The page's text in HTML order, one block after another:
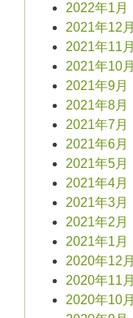
2022年1月
2021年12月
2021年11月
2021年10月
2021年9月
2021年8月
2021年7月
2021年6月
2021年5月
2021年4月
2021年3月
2021年2月
2021年1月
2020年12月
2020年11月
2020年10月